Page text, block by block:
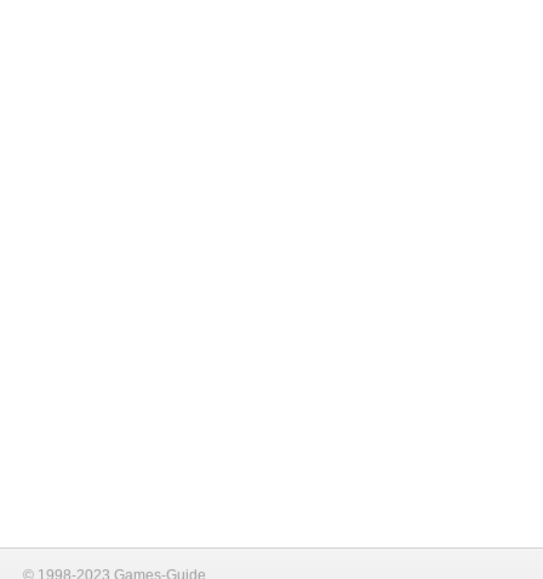
© 1998-2023 Games-Guide